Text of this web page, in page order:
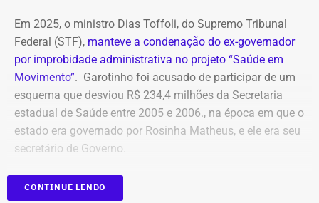
Em 2025, o ministro Dias Toffoli, do Supremo Tribunal
Federal (STF), manteve a condenação do ex-governador
por improbidade administrativa no projeto “Saúde em
Movimento”. Garotinho foi acusado de participar de um
esquema que desviou R$ 234,4 milhões da Secretaria
estadual de Saúde entre 2005 e 2006., na época em que o
estado era governado por Rosinha Matheus, e ele era seu
secretário de Governo.
Com isso, a sentença tornou-se definitiva.
CONTINUE LENDO